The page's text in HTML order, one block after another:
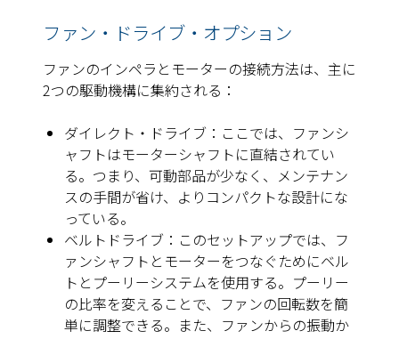
ファン・ドライブ・オプション
ファンのインペラとモーターの接続方法は、主に
2つの駆動機構に集約される：
ダイレクト・ドライブ：ここでは、ファンシ
ャフトはモーターシャフトに直結されてい
る。つまり、可動部品が少なく、メンテナン
スの手間が省け、よりコンパクトな設計にな
っている。
ベルトドライブ：このセットアップでは、フ
ァンシャフトとモーターをつなぐためにベル
トとプーリーシステムを使用する。プーリー
の比率を変えることで、ファンの回転数を簡
単に調整できる。また、ファンからの振動か